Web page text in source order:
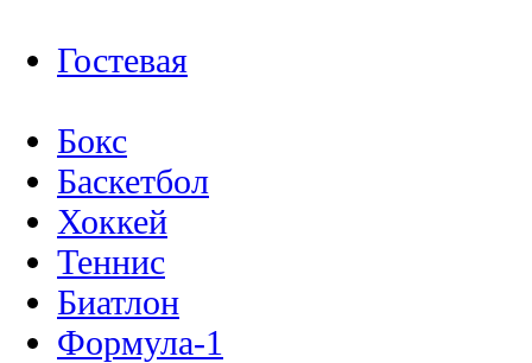
Гостевая
Бокс
Баскетбол
Хоккей
Теннис
Биатлон
Формула-1